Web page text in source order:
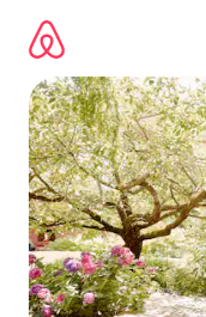
directement
contenu